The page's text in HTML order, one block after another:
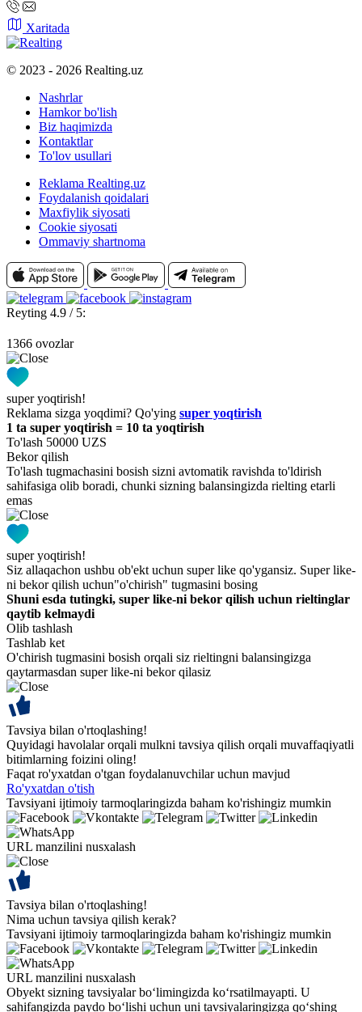
Xaritada
© 2023 - 2026 Realting.uz
Nashrlar
Hamkor bo'lish
Biz haqimizda
Kontaktlar
To'lov usullari
Reklama Realting.uz
Foydalanish qoidalari
Maxfiylik siyosati
Cookie siyosati
Ommaviy shartnoma
Reyting 4.9 / 5:
1366 ovozlar
super yoqtirish!
Reklama sizga yoqdimi? Qo'ying super yoqtirish
1 ta super yoqtirish = 10 ta yoqtirish
To'lash 50000 UZS
Bekor qilish
To'lash tugmachasini bosish sizni avtomatik ravishda to'ldirish
sahifasiga olib boradi, chunki sizning balansingizda rielting etarli
emas
super yoqtirish!
Siz allaqachon ushbu ob'ekt uchun super like qo'ygansiz. Super like-
ni bekor qilish uchun"o'chirish" tugmasini bosing
Shuni esda tutingki, super like-ni bekor qilish uchun rieltinglar
qaytib kelmaydi
Olib tashlash
Tashlab ket
O'chirish tugmasini bosish orqali siz rieltingni balansingizga
qaytarmasdan super like-ni bekor qilasiz
Tavsiya bilan o'rtoqlashing!
Quyidagi havolalar orqali mulkni tavsiya qilish orqali muvaffaqiyatli
bitimlarning foizini oling!
Faqat ro'yxatdan o'tgan foydalanuvchilar uchun mavjud
Ro'yxatdan o'tish
Tavsiyani ijtimoiy tarmoqlaringizda baham ko'rishingiz mumkin
URL manzilini nusxalash
Tavsiya bilan o'rtoqlashing!
Nima uchun tavsiya qilish kerak?
Tavsiyani ijtimoiy tarmoqlaringizda baham ko'rishingiz mumkin
URL manzilini nusxalash
Obyekt sizning tavsiyalar bo‘limingizda ko‘rsatilmayapti. U
sahifangizda paydo bo‘lishi uchun uni tavsiyalaringizga qo‘shing